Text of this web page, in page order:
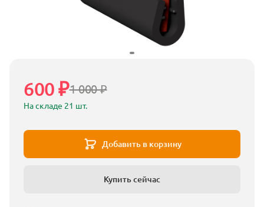
1 000 ₽
600 ₽
На складе 21 шт.
Добавить в корзину
Купить сейчас